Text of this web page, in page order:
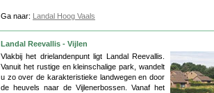
Ga naar: Landal Hoog Vaals
Landal Reevallis - Vijlen
Vlakbij het drielandenpunt ligt Landal Reevallis.
Vanuit het rustige en kleinschalige park, wandelt
u zo over de karakteristieke landwegen en door
de heuvels naar de Vijlenerbossen. Vanaf het